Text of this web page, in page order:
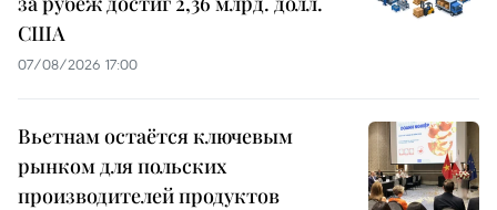
США
07/08/2026 17:00
Вьетнам остаётся ключевым
рынком для польских
производителей продуктов